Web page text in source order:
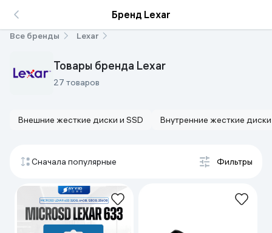
Бренд Lexar
Все бренды Lexar
Товары бренда Lexar
27 товаров
Внешние жесткие диски и SSD Внутренние жесткие
Сначала популярные Фильтры